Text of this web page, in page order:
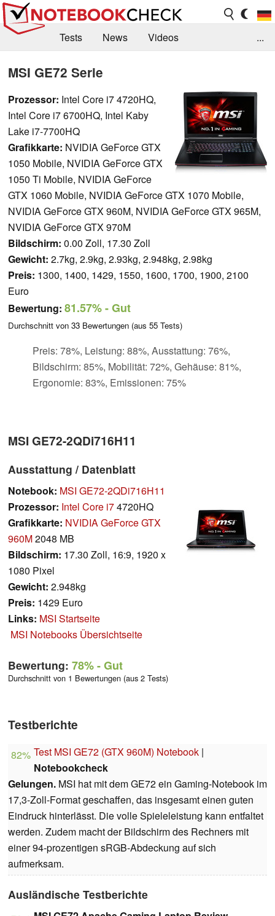
Tests News
Videos
Jobs
Forum
...
MSI GE72 Serie
Prozessor: Intel Core i7 4720HQ,
Intel Core i7 6700HQ, Intel Kaby
Lake i7-7700HQ
Grafikkarte: NVIDIA GeForce GTX
1050 Mobile, NVIDIA GeForce GTX
1050 Ti Mobile, NVIDIA GeForce
GTX 1060 Mobile, NVIDIA GeForce GTX 1070 Mobile,
NVIDIA GeForce GTX 960M, NVIDIA GeForce GTX 965M,
NVIDIA GeForce GTX 970M
Bildschirm: 0.00 Zoll, 17.30 Zoll
Gewicht: 2.7kg, 2.9kg, 2.93kg, 2.948kg, 2.98kg
Preis: 1300, 1400, 1429, 1550, 1600, 1700, 1900, 2100
Euro
Bewertung: 81.57%- Gut
Durchschnitt von 33 Bewertungen (aus 55 Tests)
Preis: 78%, Leistung: 88%, Ausstattung: 76%,
Bildschirm: 85%, Mobilität: 72%, Gehäuse: 81%,
Ergonomie: 83%, Emissionen: 75%
MSI GE72-2QDi716H11
Ausstattung / Datenblatt
Notebook: MSI GE72-2QDi716H11
Prozessor: Intel Core i74720HQ
Grafikkarte: NVIDIA GeForce GTX
960M2048 MB
Bildschirm: 17.30 Zoll, 16:9, 1920 x
1080 Pixel
Gewicht: 2.948kg
Preis: 1429 Euro
Links: MSI Startseite
MSI Notebooks Übersichtseite
Bewertung: 78%- Gut
Durchschnitt von 1 Bewertungen (aus 2 Tests)
Testberichte
82% Test MSI GE72 (GTX 960M) Notebook |
Notebookcheck
Gelungen. MSI hat mit dem GE72 ein Gaming-Notebook im
17,3-Zoll-Format geschaffen, das insgesamt einen guten
Eindruck hinterlässt. Die volle Spieleleistung kann entfaltet
werden. Zudem macht der Bildschirm des Rechners mit
einer 94-prozentigen sRGB-Abdeckung auf sich
aufmerksam.
Ausländische Testberichte